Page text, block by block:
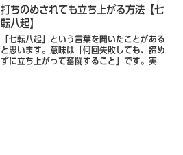
も起きなかったかもしれないのに。同僚の
顔...
打ちのめされても立ち上がる方法【七
転八起】
「七転八起」という言葉を聞いたことがある
と思います。意味は「何回失敗しても、諦め
ずに立ち上がって奮闘すること」です。実